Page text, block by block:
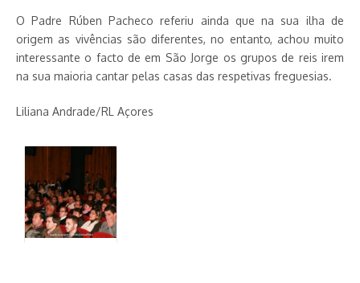
O Padre Rúben Pacheco referiu ainda que na sua ilha de
origem as vivências são diferentes, no entanto, achou muito
interessante o facto de em São Jorge os grupos de reis irem
na sua maioria cantar pelas casas das respetivas freguesias.
Liliana Andrade/RL Açores